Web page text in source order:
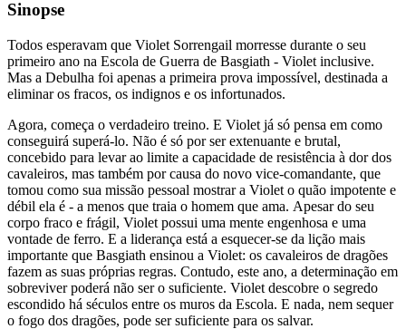
Sinopse
Todos esperavam que Violet Sorrengail morresse durante o seu
primeiro ano na Escola de Guerra de Basgiath - Violet inclusive.
Mas a Debulha foi apenas a primeira prova impossível, destinada a
eliminar os fracos, os indignos e os infortunados.
Agora, começa o verdadeiro treino. E Violet já só pensa em como
conseguirá superá-lo. Não é só por ser extenuante e brutal,
concebido para levar ao limite a capacidade de resistência à dor dos
cavaleiros, mas também por causa do novo vice-comandante, que
tomou como sua missão pessoal mostrar a Violet o quão impotente e
débil ela é - a menos que traia o homem que ama. Apesar do seu
corpo fraco e frágil, Violet possui uma mente engenhosa e uma
vontade de ferro. E a liderança está a esquecer-se da lição mais
importante que Basgiath ensinou a Violet: os cavaleiros de dragões
fazem as suas próprias regras. Contudo, este ano, a determinação em
sobreviver poderá não ser o suficiente. Violet descobre o segredo
escondido há séculos entre os muros da Escola. E nada, nem sequer
o fogo dos dragões, pode ser suficiente para os salvar.